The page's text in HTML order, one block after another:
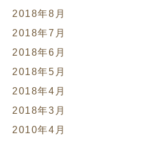
2018年8月
2018年7月
2018年6月
2018年5月
2018年4月
2018年3月
2010年4月